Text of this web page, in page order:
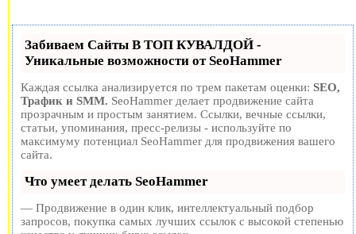
Забиваем Сайты В ТОП КУВАЛДОЙ -
Уникальные возможности от SeoHammer
Каждая ссылка анализируется по трем пакетам оценки:SEO,
Трафик и SMM. SeoHammer делает продвижение сайта
прозрачным и простым занятием. Ссылки, вечные ссылки,
статьи, упоминания, пресс-релизы - используйте по
максимуму потенциал SeoHammer для продвижения вашего
сайта.
Что умеет делать SeoHammer
— Продвижение в один клик, интеллектуальный подбор
запросов, покупка самых лучших ссылок с высокой степенью